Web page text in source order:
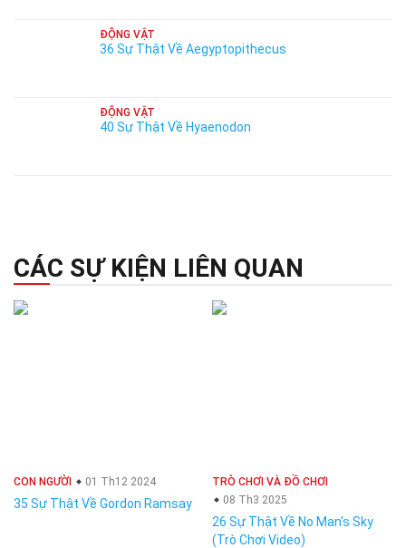
ĐỘNG VẬT
36 Sự Thật Về Aegyptopithecus
ĐỘNG VẬT
40 Sự Thật Về Hyaenodon
CÁC SỰ KIỆN LIÊN QUAN
CON NGƯỜI 01 Th12 2024
35 Sự Thật Về Gordon Ramsay
TRÒ CHƠI VÀ ĐỒ CHƠI
08 Th3 2025
26 Sự Thật Về No Man's Sky
(Trò Chơi Video)